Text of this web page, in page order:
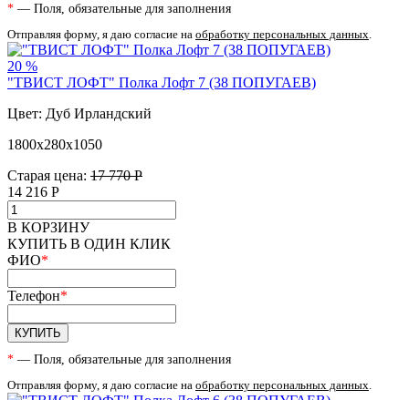
* — Поля, обязательные для заполнения
Отправляя форму, я даю согласие на обработку персональных данных.
20 %
"ТВИСТ ЛОФТ" Полка Лофт 7 (38 ПОПУГАЕВ)
Цвет: Дуб Ирландский
1800х280х1050
Старая цена: 17 770 Р
14 216 Р
В КОРЗИНУ
КУПИТЬ В ОДИН КЛИК
ФИО*
Телефон*
КУПИТЬ
* — Поля, обязательные для заполнения
Отправляя форму, я даю согласие на обработку персональных данных